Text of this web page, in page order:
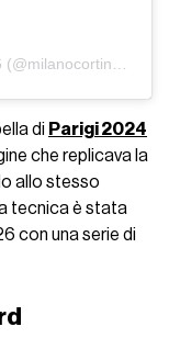
di Parigi 2024
che replicava la
allo stesso
tecnica è stata
con una serie di